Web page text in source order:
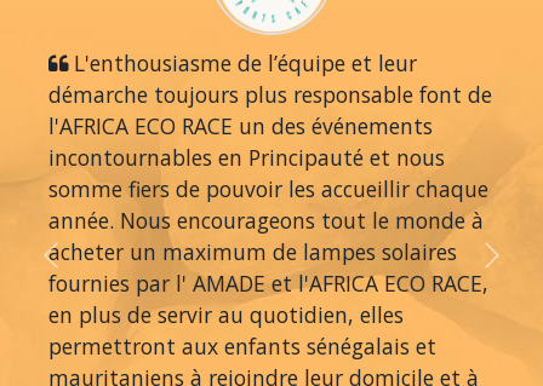
L'enthousiasme de l’équipe et leur
démarche toujours plus responsable font de
l'AFRICA ECO RACE un des événements
incontournables en Principauté et nous
somme fiers de pouvoir les accueillir chaque
année. Nous encourageons tout le monde à
acheter un maximum de lampes solaires
fournies par l' AMADE et l'AFRICA ECO RACE,
en plus de servir au quotidien, elles
permettront aux enfants sénégalais et
mauritaniens à rejoindre leur domicile et à
Previous Next